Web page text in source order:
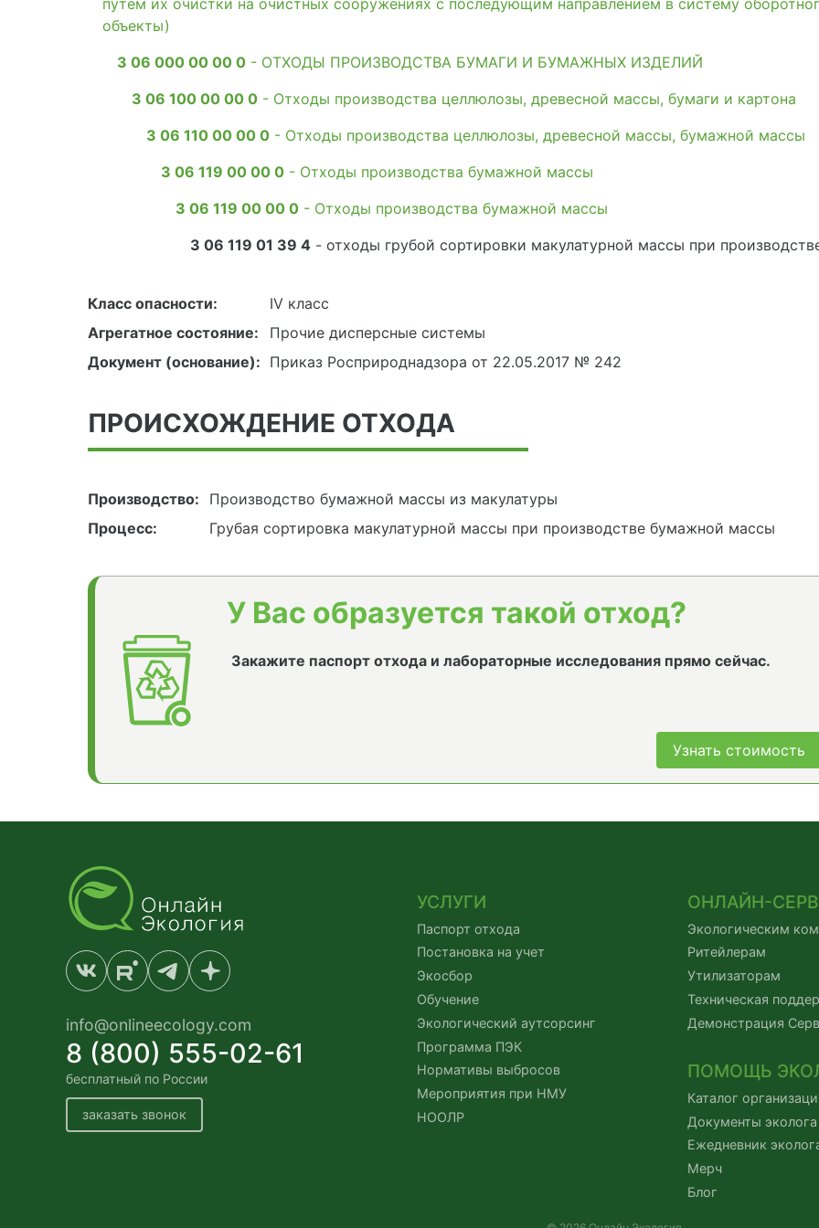
путем их очистки на очистных сооружениях с последующим направлением в систему
объекты)
3 06 000 00 00 0 - ОТХОДЫ ПРОИЗВОДСТВА БУМАГИ И БУМАЖНЫХ ИЗДЕЛИЙ
3 06 100 00 00 0 - Отходы производства целлюлозы, древесной массы, бумаги и картона
3 06 110 00 00 0 - Отходы производства целлюлозы, древесной массы, бумажной массы
3 06 119 00 00 0 - Отходы производства бумажной массы
3 06 119 00 00 0 - Отходы производства бумажной массы
3 06 119 01 39 4 - отходы грубой сортировки макулатурной массы при
Класс опасности:
IV класс
Агрегатное состояние:
Прочие дисперсные системы
Документ (основание): Приказ Росприроднадзора от 22.05.2017 № 242
ПРОИСХОЖДЕНИЕ ОТХОДА
Производство:
Производство бумажной массы из макулатуры
Процесс:
Грубая сортировка макулатурной массы при производстве бумажной массы
У Вас образуется такой отход?
Закажите паспорт отхода и лабораторные исследования прямо сейчас.
Узнать стоимость
info@onlineecology.com
8 (800) 555-02-61
бесплатный по России
заказать звонок
УСЛУГИ
Паспорт отхода
Постановка на учет
Экосбор
Обучение
Экологический аутсорсинг
Программа ПЭК
Нормативы выбросов
Мероприятия при НМУ
НООЛР
ОНЛАЙН-
Экологическим
Ритейлерам
Утилизаторам
Техническая
Демонстрация
ПОМОЩЬ
Каталог
Документы эколога
Ежедневник
Мерч
Блог